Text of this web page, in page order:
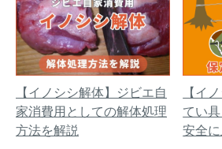
【イノシシ解体】ジビエ自
家消費用としての解体処理
方法を解説
【イ
てい
安全